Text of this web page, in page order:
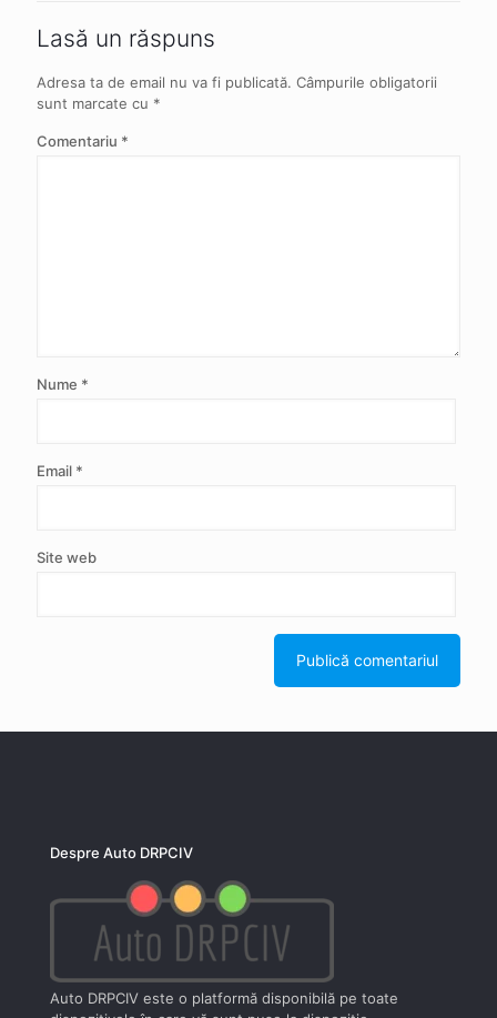
Lasă un răspuns
Adresa ta de email nu va fi publicată. Câmpurile obligatorii
sunt marcate cu *
Comentariu *
Nume *
Email *
Site web
Despre Auto DRPCIV
Auto DRPCIV este o platformă disponibilă pe toate